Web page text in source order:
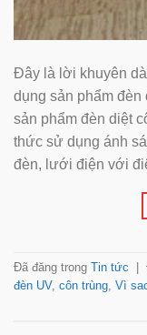
Đây là lời khuyên
dụng sản phẩm đèn
sản phẩm đèn diệt
thức sử dụng ánh
đèn, lưới điện với
Đã đăng trong Tin tức
đèn UV, côn trùng, Vì